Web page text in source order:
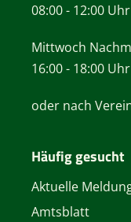
08:00 - 12:00 Uhr
Mittwoch
16:00 - 18:00 Uhr
oder nach
Häufig gesucht
Aktuelle
Amtsblatt